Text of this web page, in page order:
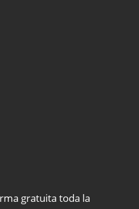
gratuita toda la